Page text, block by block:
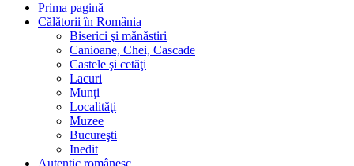
Prima pagină
Călătorii în România
Biserici şi mănăstiri
Canioane, Chei, Cascade
Castele şi cetăţi
Lacuri
Munţi
Localităţi
Muzee
Bucureşti
Inedit
Autentic românesc